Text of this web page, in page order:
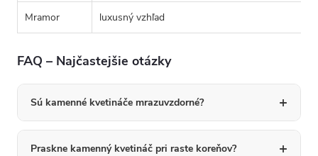
Mramor luxusný vzhľad
FAQ – Najčastejšie otázky
Sú kamenné kvetináče mrazuvzdorné?
Praskne kamenný kvetináč pri raste koreňov?